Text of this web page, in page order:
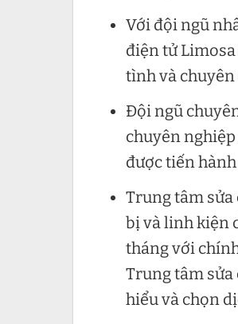
Với đội ngũ
điện tử
tình và chuyên
Đội ngũ
chuyên
được tiến
Trung tâm sửa
bị và linh kiện
tháng với
Trung tâm sửa
hiểu và chọn